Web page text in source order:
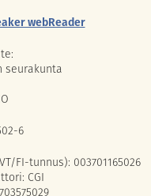
webReader
seurakunta
6
FI-tunnus): 003701165026
CGI